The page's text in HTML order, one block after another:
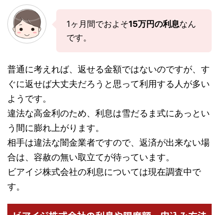
1ヶ月間でおよそ15万円の利息なん
です。
普通に考えれば、返せる金額ではないのですが、す
ぐに返せば大丈夫だろうと思って利用する人が多い
ようです。
違法な高金利のため、利息は雪だるま式にあっとい
う間に膨れ上がります。
相手は違法な闇金業者ですので、返済が出来ない場
合は、容赦の無い取立てが待っています。
ビアイジ株式会社の利息については現在調査中で
す。